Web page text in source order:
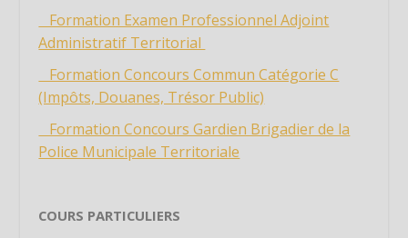
Étiquette
Étiquette
Étiquette
Étiquette
Étiquette
Étiquette
Étiquette
Formation Examen Professionnel Adjoint
Administratif Territorial
Formation Concours Commun Catégorie C
(Impôts, Douanes, Trésor Public)
Formation Concours Gardien Brigadier de la
Police Municipale Territoriale
COURS PARTICULIERS